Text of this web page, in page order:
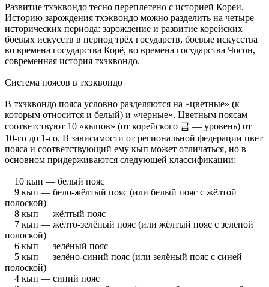
Развитие тхэквондо тесно переплетено с историей Кореи.
Историю зарождения тхэквондо можно разделить на четыре
исторических периода: зарождение и развитие корейских
боевых искусств в период трёх государств, боевые искусства
во времена государства Корё, во времена государства Чосон,
современная история тхэквондо.
Система поясов в тхэквондо
В тхэквондо пояса условно разделяются на «цветные» (к
которым относится и белый) и «черные». Цветным поясам
соответствуют 10 «кыпов» (от корейского 급 — уровень) от
10-го до 1-го. В зависимости от региональной федерации цвет
пояса и соответствующий ему кып может отличаться, но в
основном придерживаются следующей классификации:
10 кып — белый пояс
9 кып — бело-жёлтый пояс (или белый пояс с жёлтой
полоской)
8 кып — жёлтый пояс
7 кып — жёлто-зелёный пояс (или жёлтый пояс с зелёной
полоской)
6 кып — зелёный пояс
5 кып — зелёно-синий пояс (или зелёный пояс с синей
полоской)
4 кып — синий пояс